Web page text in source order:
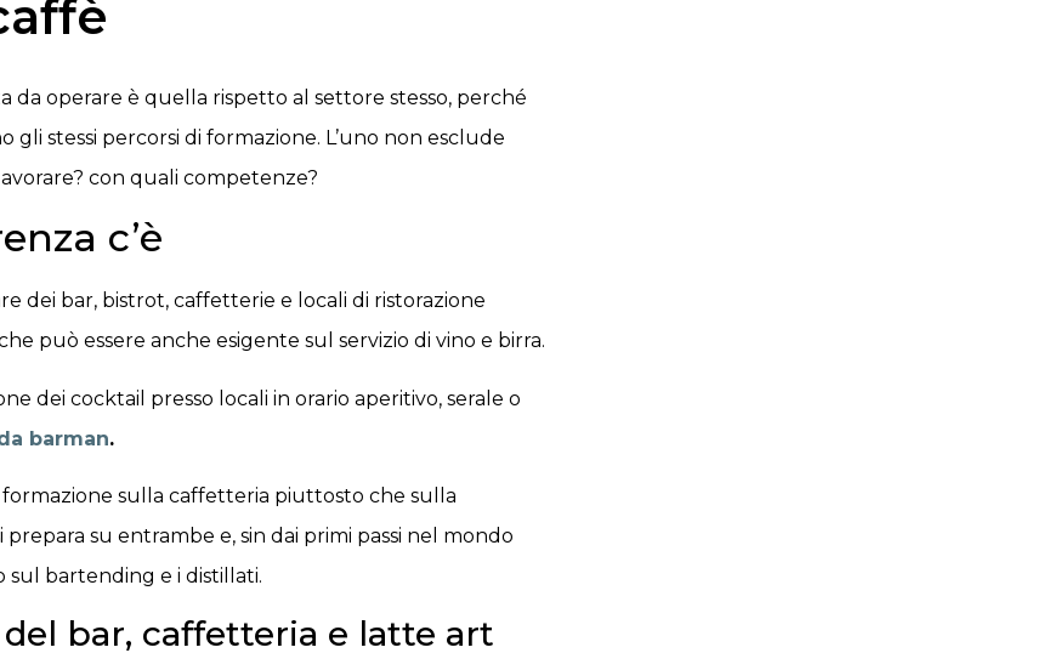
da operare è quella rispetto al settore stesso, perché
stessi percorsi di formazione. L’uno non esclude
con quali competenze?
c’è
dei bar, bistrot, caffetterie e locali di ristorazione
può essere anche esigente sul servizio di vino e birra.
dei cocktail presso locali in orario aperitivo, serale o
barman.
sulla caffetteria piuttosto che sulla
su entrambe e, sin dai primi passi nel mondo
sul bartending e i distillati.
bar, caffetteria e latte art